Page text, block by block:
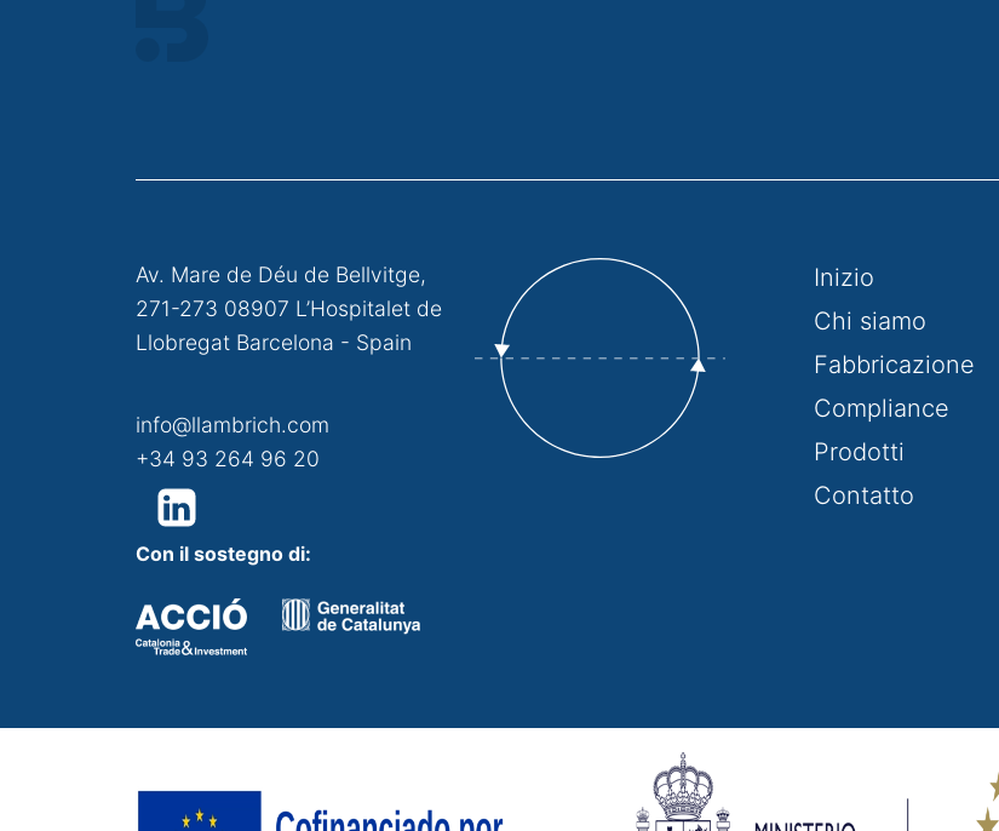
Av. Mare de Déu de Bellvitge,
271-273 08907 L’Hospitalet de
Llobregat Barcelona - Spain
info@llambrich.com
+34 93 264 96 20
Inizio
Chi siamo
Fabbricazione
Compliance
Prodotti
Contatto
Con il sostegno di: